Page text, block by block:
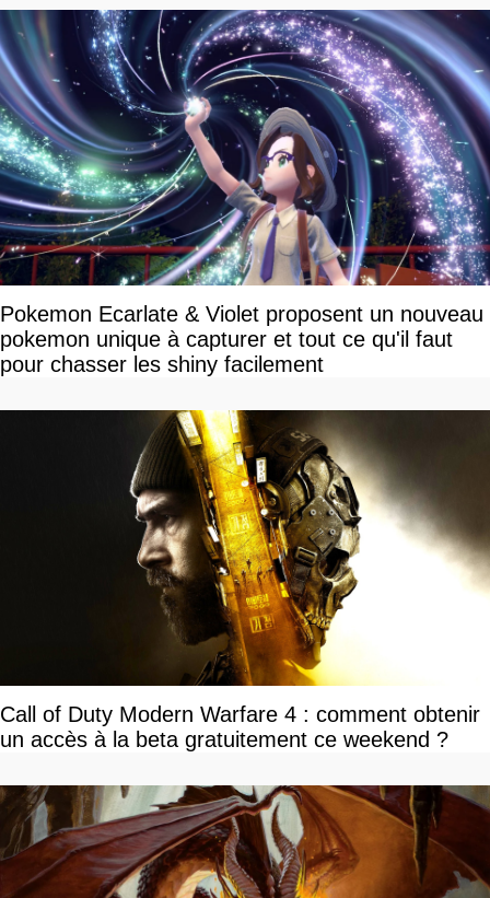
Pokemon Ecarlate & Violet proposent un nouveau
pokemon unique à capturer et tout ce qu'il faut
pour chasser les shiny facilement
Call of Duty Modern Warfare 4 : comment obtenir
un accès à la beta gratuitement ce weekend ?